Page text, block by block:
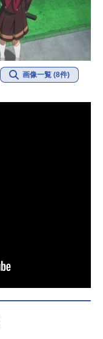
画像一覧 (8件)